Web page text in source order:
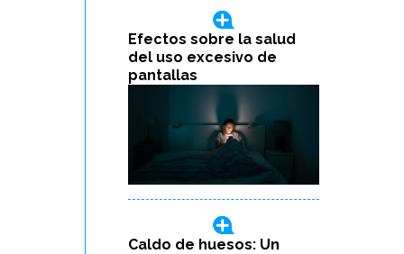
Efectos sobre la salud
del uso excesivo de
pantallas
Caldo de huesos: Un